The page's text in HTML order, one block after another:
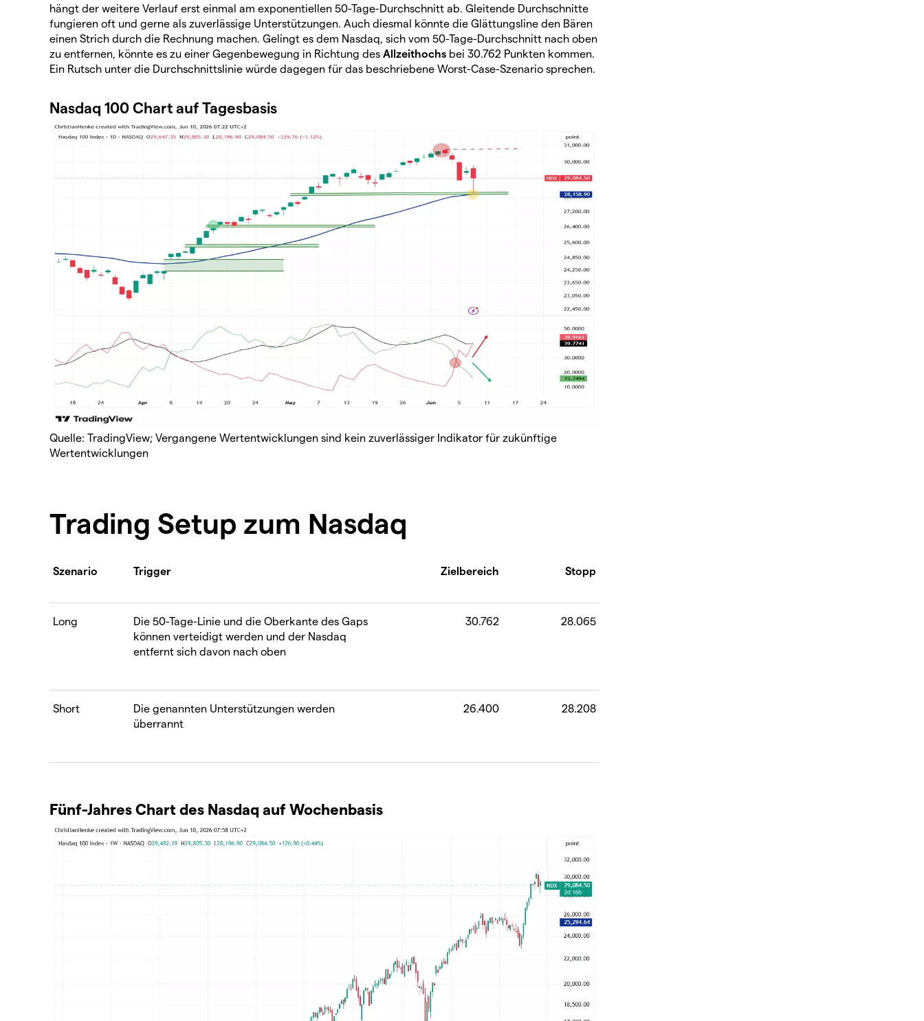
hängt der weitere Verlauf erst einmal am exponentiellen 50-Tage-Durchschnitt ab. Gleitende Durchschnitte
fungieren oft und gerne als zuverlässige Unterstützungen. Auch diesmal könnte die Glättungsline den Bären
einen Strich durch die Rechnung machen. Gelingt es dem Nasdaq, sich vom 50-Tage-Durchschnitt nach oben
zu entfernen, könnte es zu einer Gegenbewegung in Richtung des Allzeithochs bei 30.762 Punkten kommen.
Ein Rutsch unter die Durchschnittslinie würde dagegen für das beschriebene Worst-Case-Szenario sprechen.
Nasdaq 100 Chart auf Tagesbasis
Quelle: TradingView; Vergangene Wertentwicklungen sind kein zuverlässiger Indikator für zukünftige
Wertentwicklungen
Trading Setup zum Nasdaq
Szenario Trigger Zielbereich Stopp
Long
Die 50-Tage-Linie und die Oberkante des Gaps
können verteidigt werden und der Nasdaq
entfernt sich davon nach oben
30.762 28.065
Short
Die genannten Unterstützungen werden
überrannt
26.400 28.208
Fünf-Jahres Chart des Nasdaq auf Wochenbasis